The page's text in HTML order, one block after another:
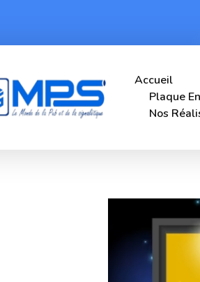
Accueil
Plaque
Nos